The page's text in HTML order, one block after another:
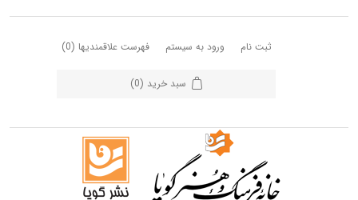
ثبت نام ورود به سیستم فهرست علاقمندیها (0)
سبد خرید (0)